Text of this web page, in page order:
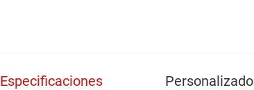
Especificaciones Personalizado